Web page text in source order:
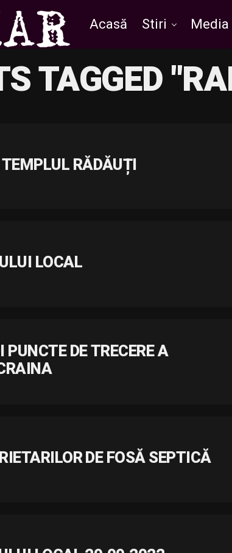
Acasă Stiri Media
TAGGED
RĂDĂUȚI
LOCAL
PUNCTE DE TRECERE A
DE FOSĂ SEPTICĂ